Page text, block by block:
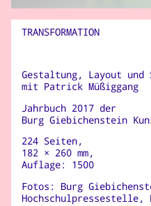
TRANSFORMATION
Gestaltung, Layout und
mit Patrick Müßiggang
Jahrbuch 2017 der
Burg Giebichenstein
224 Seiten,
182 × 260 mm,
Auflage: 1500
Fotos: Burg
Hochschulpressestelle,